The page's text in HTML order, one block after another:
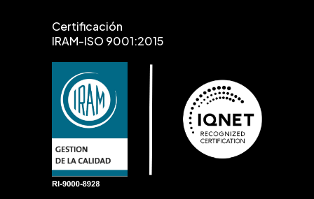
Certificación
IRAM-ISO 9001:2015